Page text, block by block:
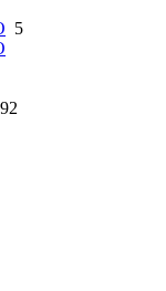
5
92